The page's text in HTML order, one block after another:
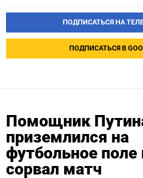
ПОДПИСАТЬСЯ НА
ПОДПИСАТЬСЯ В
Помощник
приземлился на
футбольное поле
сорвал матч